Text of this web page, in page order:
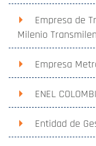
Empresa de
Milenio
Empresa
ENEL
Entidad de